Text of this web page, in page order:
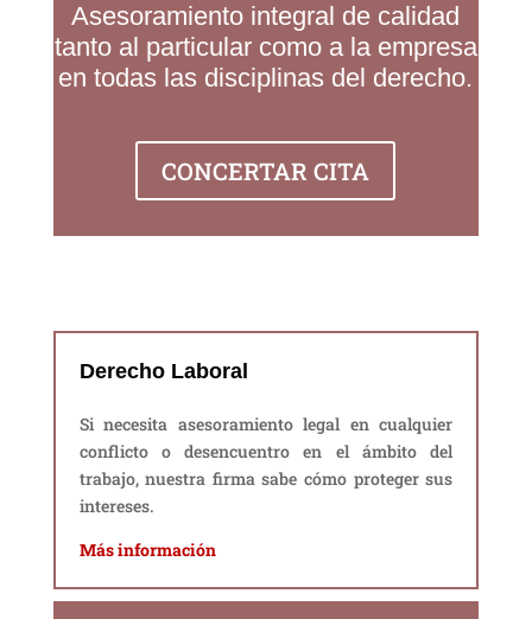
Asesoramiento integral de calidad
tanto al particular como a la empresa
en todas las disciplinas del derecho.
CONCERTAR CITA
Derecho Laboral
Si necesita asesoramiento legal en cualquier
conflicto o desencuentro en el ámbito del
trabajo, nuestra firma sabe cómo proteger sus
intereses.
Más información